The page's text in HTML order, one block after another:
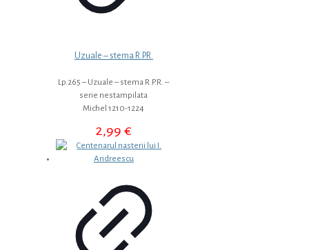
Uzuale – stema R.P.R.
Lp.265 – Uzuale – stema R.P.R. –
serie nestampilata
Michel 1210-1224
2,99€